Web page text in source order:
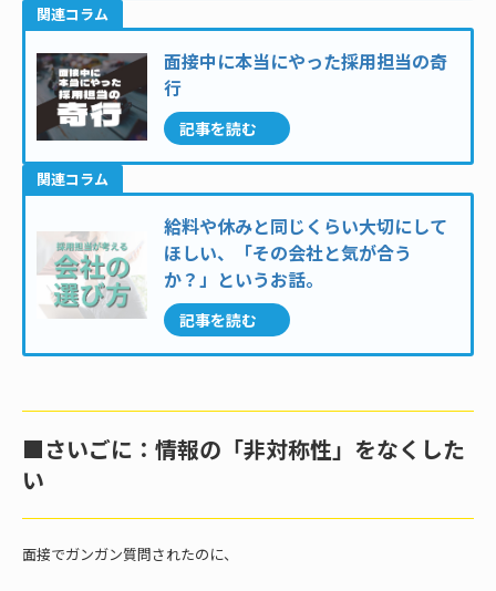
関連コラム
面接中に本当にやった採用担当の奇
行
記事を読む
関連コラム
給料や休みと同じくらい大切にして
ほしい、「その会社と気が合う
か？」というお話。
記事を読む
■さいごに：情報の「非対称性」をなくした
い
面接でガンガン質問されたのに、